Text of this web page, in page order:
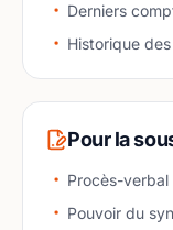
Derniers
Historique
Pour la
Procès-
Pouvoir du